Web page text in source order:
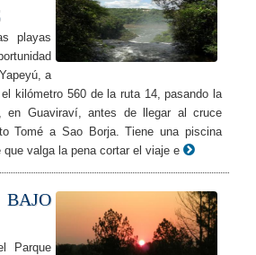
playas
a
kilómetro 560 de la ruta 14, pasando la
en Guaviraví, antes de llegar al cruce
Tomé a Sao Borja. Tiene una piscina
valga la pena cortar el viaje e
Parque